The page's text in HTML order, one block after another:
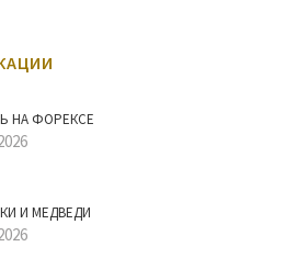
НА ФОРЕКСЕ
И МЕДВЕДИ